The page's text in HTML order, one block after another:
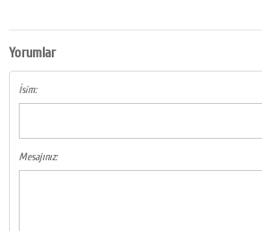
Yorumlar
İsim:
Mesajınız: